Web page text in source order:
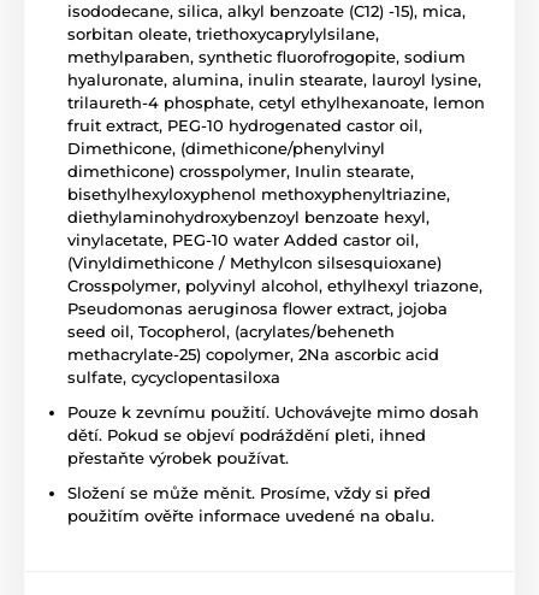
isododecane, silica, alkyl benzoate (C12) -15), mica,
sorbitan oleate, triethoxycaprylylsilane,
methylparaben, synthetic fluorofrogopite, sodium
hyaluronate, alumina, inulin stearate, lauroyl lysine,
trilaureth-4 phosphate, cetyl ethylhexanoate, lemon
fruit extract, PEG-10 hydrogenated castor oil,
Dimethicone, (dimethicone/phenylvinyl
dimethicone) crosspolymer, Inulin stearate,
bisethylhexyloxyphenol methoxyphenyltriazine,
diethylaminohydroxybenzoyl benzoate hexyl,
vinylacetate, PEG-10 water Added castor oil,
(Vinyldimethicone / Methylcon silsesquioxane)
Crosspolymer, polyvinyl alcohol, ethylhexyl triazone,
Pseudomonas aeruginosa flower extract, jojoba
seed oil, Tocopherol, (acrylates/beheneth
methacrylate-25) copolymer, 2Na ascorbic acid
sulfate, cycyclopentasiloxa
Pouze k zevnímu použití. Uchovávejte mimo dosah
dětí. Pokud se objeví podráždění pleti, ihned
přestaňte výrobek používat.
Složení se může měnit. Prosíme, vždy si před
použitím ověřte informace uvedené na obalu.